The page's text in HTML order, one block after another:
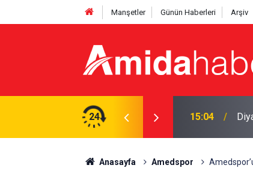
Manşetler Günün Haberleri Arşiv
24
Şüpheli tutuklandı 14:53
Anasayfa Amedspor